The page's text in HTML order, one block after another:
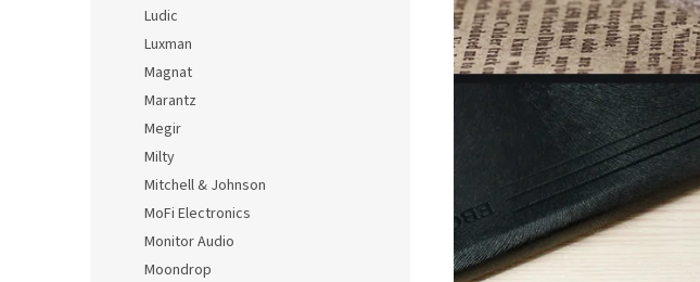
Ludic
Luxman
Magnat
Marantz
Megir
Milty
Mitchell & Johnson
MoFi Electronics
Monitor Audio
Moondrop